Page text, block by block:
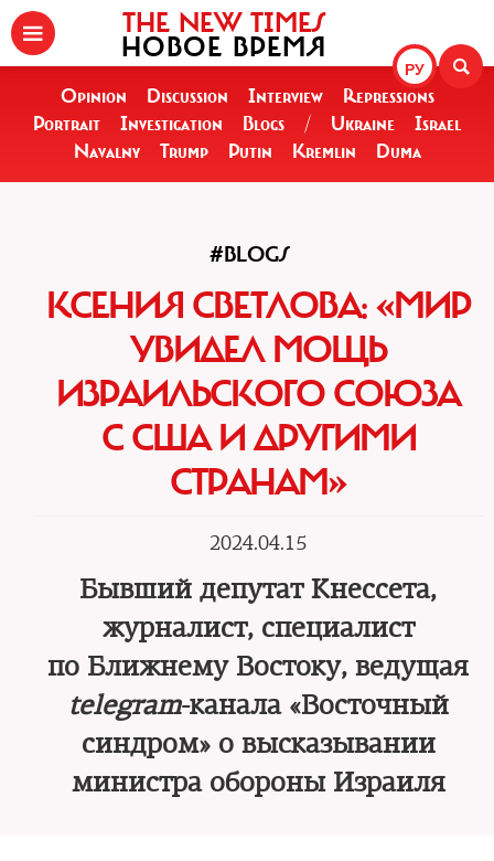
РУ
THE NEW TIMES
НОВОЕ ВРЕМЯ
Opinion Discussion Interview
Repressions
Portrait
Investigation Blogs / Ukraine
Israel
Navalny
Trump Putin Kremlin Duma
#BLOGS
КСЕНИЯ СВЕТЛОВА: «МИР
УВИДЕЛ МОЩЬ
ИЗРАИЛЬСКОГО СОЮЗА
С США И ДРУГИМИ
СТРАНАМ»
2024.04.15
Бывший депутат Кнессета,
журналист, специалист
по Ближнему Востоку, ведущая
telegram-канала «Восточный
синдром» о высказывании
министра обороны Израиля